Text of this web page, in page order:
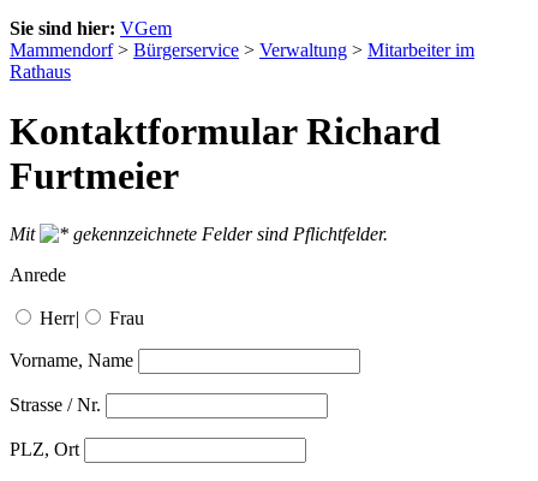
Sie sind hier: VGem
Mammendorf> Bürgerservice > Verwaltung > Mitarbeiter im
Rathaus
Kontaktformular Richard
Furtmeier
Mit
gekennzeichnete Felder sind Pflichtfelder.
Anrede
Herr| Frau
Vorname, Name
Strasse / Nr.
PLZ, Ort